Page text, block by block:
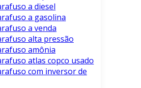
a diesel
a gasolina
a venda
alta pressão
amônia
atlas copco usado
com inversor de